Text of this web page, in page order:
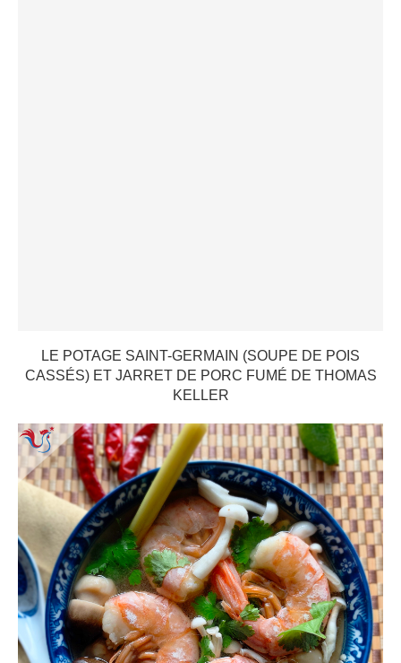
LE POTAGE SAINT-GERMAIN (SOUPE DE POIS
CASSÉS) ET JARRET DE PORC FUMÉ DE THOMAS
KELLER